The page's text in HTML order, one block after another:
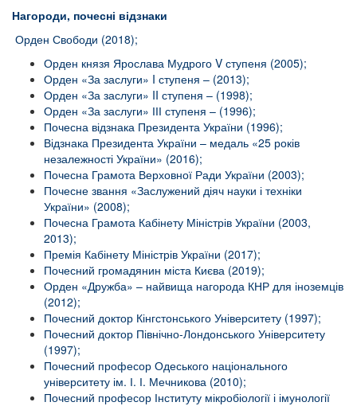
Нагороди, почесні відзнаки
Орден Свободи (2018);
Орден князя Ярослава Мудрого V ступеня (2005);
Орден «За заслуги» I ступеня – (2013);
Орден «За заслуги» II ступеня – (1998);
Орден «За заслуги» ІІІ ступеня – (1996);
Почесна відзнака Президента України (1996);
Відзнака Президента України – медаль «25 років
незалежності України» (2016);
Почесна Грамота Верховної Ради України (2003);
Почесне звання «Заслужений діяч науки і техніки
України» (2008);
Почесна Грамота Кабінету Міністрів України (2003,
2013);
Премія Кабінету Міністрів України (2017);
Почесний громадянин міста Києва (2019);
Орден «Дружба» – найвища нагорода КНР для іноземців
(2012);
Почесний доктор Кінгстонського Університету (1997);
Почесний доктор Північно-Лондонського Університету
(1997);
Почесний професор Одеського національного
університету ім. І. І. Мечникова (2010);
Почесний професор Інституту мікробіології і імунології